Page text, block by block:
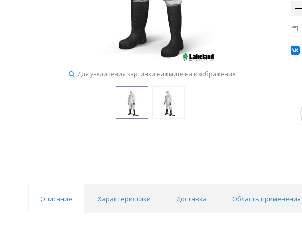
Для увеличения картинки нажмите на изображение
Описание Характеристики Доставка Область применения